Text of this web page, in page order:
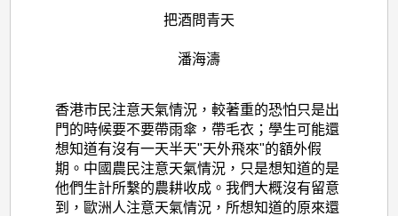
把酒問青天
潘海濤
香港市民注意天氣情況，較著重的恐怕只是出
門的時候要不要帶雨傘，帶毛衣；學生可能還
想知道有沒有一天半天"天外飛來"的額外假
期。中國農民注意天氣情況，只是想知道的是
他們生計所繫的農耕收成。我們大概沒有留意
到，歐洲人注意天氣情況，所想知道的原來還